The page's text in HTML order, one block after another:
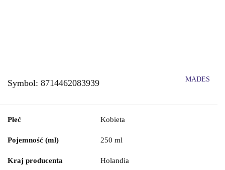
Symbol: 8714462083939 MADES
Płeć Kobieta
Pojemność (ml) 250 ml
Kraj producenta Holandia